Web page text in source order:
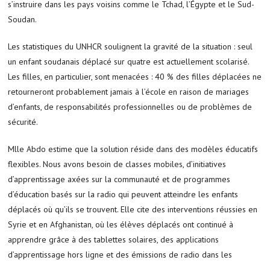
s’instruire dans les pays voisins comme le Tchad, l’Égypte et le Sud-
Soudan.
Les statistiques du UNHCR soulignent la gravité de la situation : seul
un enfant soudanais déplacé sur quatre est actuellement scolarisé.
Les filles, en particulier, sont menacées : 40 % des filles déplacées ne
retourneront probablement jamais à l’école en raison de mariages
d’enfants, de responsabilités professionnelles ou de problèmes de
sécurité.
Mlle Abdo estime que la solution réside dans des modèles éducatifs
flexibles. Nous avons besoin de classes mobiles, d’initiatives
d’apprentissage axées sur la communauté et de programmes
d’éducation basés sur la radio qui peuvent atteindre les enfants
déplacés où qu’ils se trouvent. Elle cite des interventions réussies en
Syrie et en Afghanistan, où les élèves déplacés ont continué à
apprendre grâce à des tablettes solaires, des applications
d’apprentissage hors ligne et des émissions de radio dans les